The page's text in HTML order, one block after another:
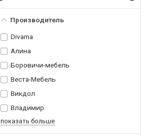
Производитель
Divama
Алина
Боровичи-мебель
Веста-Мебель
Викдол
Владимир
показать больше